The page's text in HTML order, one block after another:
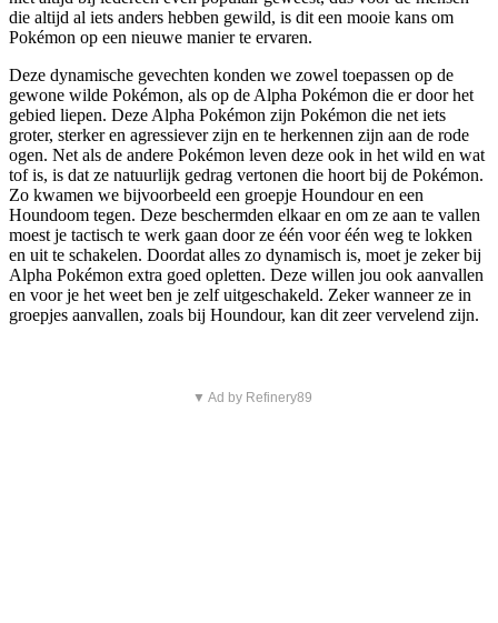
die altijd al iets anders hebben gewild, is dit een mooie kans om
Pokémon op een nieuwe manier te ervaren.
Deze dynamische gevechten konden we zowel toepassen op de
gewone wilde Pokémon, als op de Alpha Pokémon die er door het
gebied liepen. Deze Alpha Pokémon zijn Pokémon die net iets
groter, sterker en agressiever zijn en te herkennen zijn aan de rode
ogen. Net als de andere Pokémon leven deze ook in het wild en wat
tof is, is dat ze natuurlijk gedrag vertonen die hoort bij de Pokémon.
Zo kwamen we bijvoorbeeld een groepje Houndour en een
Houndoom tegen. Deze beschermden elkaar en om ze aan te vallen
moest je tactisch te werk gaan door ze één voor één weg te lokken
en uit te schakelen. Doordat alles zo dynamisch is, moet je zeker bij
Alpha Pokémon extra goed opletten. Deze willen jou ook aanvallen
en voor je het weet ben je zelf uitgeschakeld. Zeker wanneer ze in
groepjes aanvallen, zoals bij Houndour, kan dit zeer vervelend zijn.
▼ Ad by Refinery89